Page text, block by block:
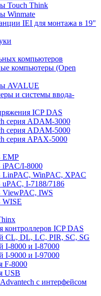
Touch Think
Winmate
IEI для монтажа в 19"
компьютеров
компьютеры (Open
AVALUE
и системы ввода-
ICP DAS
серия ADAM-3000
серия ADAM-5000
серия APAX-5000
EMP
iPAC/I-8000
WinPAC, XPAC
I-7188/7186
ViewPAC, IWS
WISE
ICP DAS
CL, DL, LC, PIR, SC, SG
I-8000 и I-87000
I-9000 и I-97000
F-8000
USB
с интерфейсом